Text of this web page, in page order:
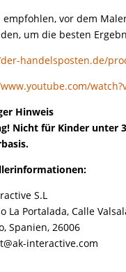
empfohlen, vor dem
um die besten
handelsposten.de/
Hinweis
Nicht für Kinder unter
S.L
La Portalada, Calle
Spanien, 26006
interactive.com